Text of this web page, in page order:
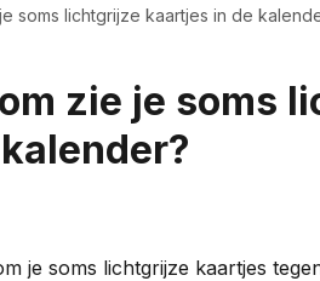
soms lichtgrijze kaartjes in de
zie je soms
je soms lichtgrijze kaartjes